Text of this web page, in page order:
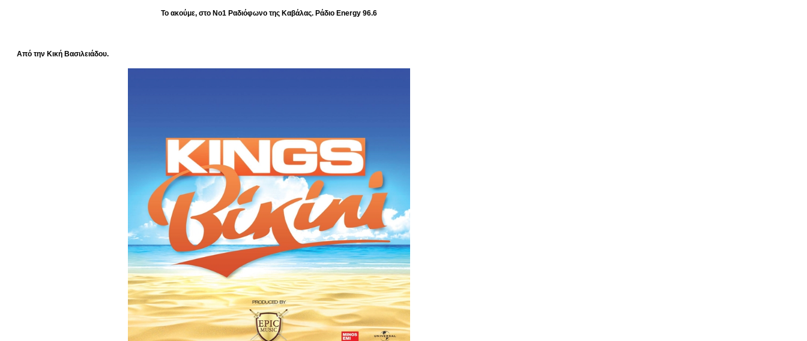
Το ακούμε, στο Νο1 Ραδιόφωνο της Καβάλας. Ράδιο Energy 96.6
Από την Κική Βασιλειάδου.